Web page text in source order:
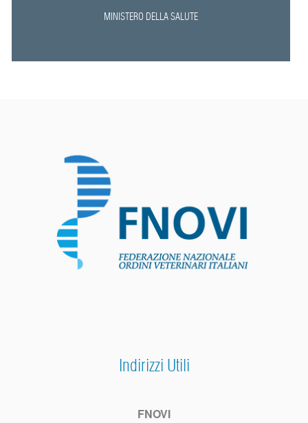
MINISTERO DELLA SALUTE
Indirizzi Utili
FNOVI